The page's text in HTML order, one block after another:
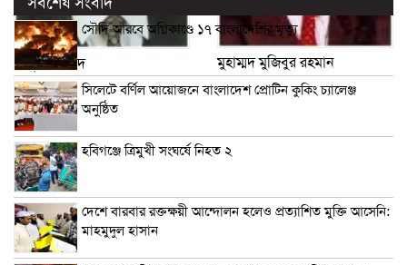
মাসুক আহমদ মুহাম্মদ মুজিবুর রহমান
সৌদি আরবে অগ্নিকাণ্ডে ১৭ বাংলাদেশির মৃত্যু
সিলেটে বর্ণিল আয়োজনে বাংলাদেশ প্রোটিন কুকিং চ্যালেঞ্জ
অনুষ্ঠিত
হবিগঞ্জে ত্রিমুখী সংঘর্ষে নিহত ২
দেশে বারবার রক্তক্ষয়ী আন্দোলন হলেও প্রত্যাশিত মুক্তি আসেনি:
মাহমুদুল হাসান